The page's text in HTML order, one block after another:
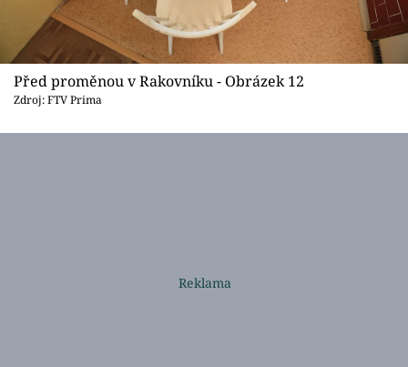
Před proměnou v Rakovníku - Obrázek 12
Zdroj: FTV Prima